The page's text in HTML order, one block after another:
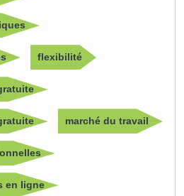
flexibilité
marché du travail
en ligne